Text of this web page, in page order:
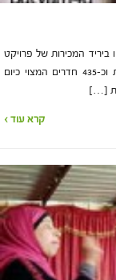
ביריד המכירות של פרויקט
"SEA HOTEL" בעיר. המדובר במלון יוקרה בן 26 קומות וכ-435 חדרים המצוי כיום
את […]
קרא עוד ›